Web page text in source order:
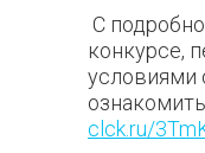
С
конкурсе,
условиями
clck.ru/